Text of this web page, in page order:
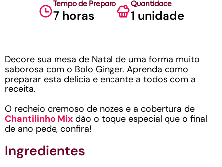
Tempo de Preparo
7 horas
Quantidade
1 unidade
Decore sua mesa de Natal de uma forma muito
saborosa com o Bolo Ginger. Aprenda como
preparar esta delícia e encante a todos com a
receita.
O recheio cremoso de nozes e a cobertura de
Chantilinho Mix dão o toque especial que o final
de ano pede, confira!
Ingredientes